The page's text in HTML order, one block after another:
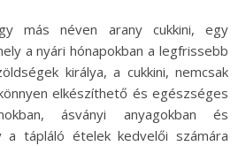
a nyári hónapokban a legfrissebb
királya, a cukkini, nemcsak
elkészíthető és egészséges
ásványi anyagokban és
a tápláló ételek kedvelői számára